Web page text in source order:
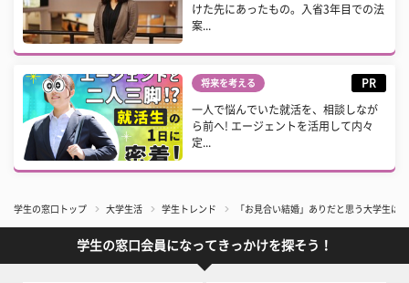
けた先にあったもの。入省3年目での法
案...
将来を考える PR
一人で悩んでいた就活を、相談しなが
ら前へ! エージェントを活用して内々
定...
学生の窓口トップ 大学生活 学生トレンド 「お見合い結婚」ありだと思う大学生は
学生の窓口会員になってきっかけを探そう！